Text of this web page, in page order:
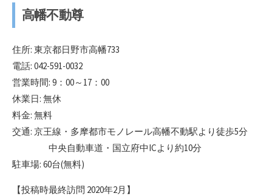
高幡不動尊
住所: 東京都日野市高幡733
電話: 042-591-0032
営業時間: 9：00～17：00
休業日: 無休
料金: 無料
交通: 京王線・多摩都市モノレール高幡不動駅より徒歩5分
中央自動車道・国立府中ICより約10分
駐車場: 60台(無料)
【投稿時最終訪問 2020年2月】